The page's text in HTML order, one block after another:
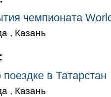
чемпионата
, Казань
в Татарстан
, Казань